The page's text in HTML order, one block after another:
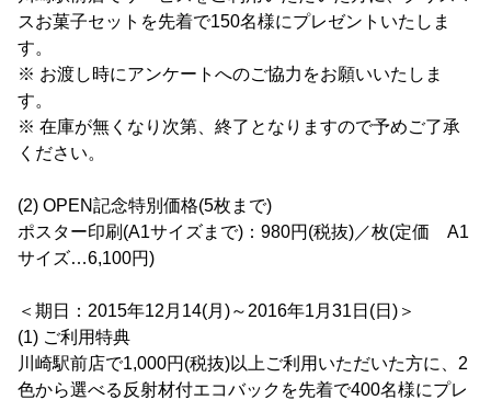
スお菓子セットを先着で150名様にプレゼントいたしま
す。
※ お渡し時にアンケートへのご協力をお願いいたしま
す。
※ 在庫が無くなり次第、終了となりますので予めご了承
ください。
(2) OPEN記念特別価格(5枚まで)
ポスター印刷(A1サイズまで)：980円(税抜)／枚(定価 A1
サイズ…6,100円)
＜期日：2015年12月14(月)～2016年1月31日(日)＞
(1) ご利用特典
川崎駅前店で1,000円(税抜)以上ご利用いただいた方に、2
色から選べる反射材付エコバックを先着で400名様にプレ